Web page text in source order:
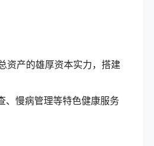
资产的雄厚资本实力，搭建
、慢病管理等特色健康服务